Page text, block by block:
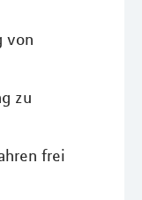
von
zu
frei